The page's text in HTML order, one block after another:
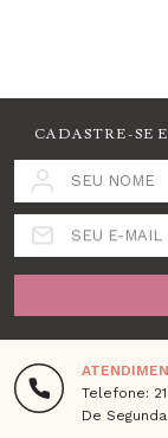
CADASTRE-SE
SEU NOME
SEU E-MAIL
Telefone:
De